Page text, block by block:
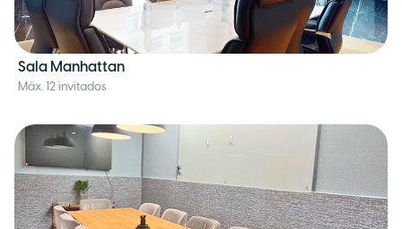
Sala Manhattan
Máx. 12 invitados